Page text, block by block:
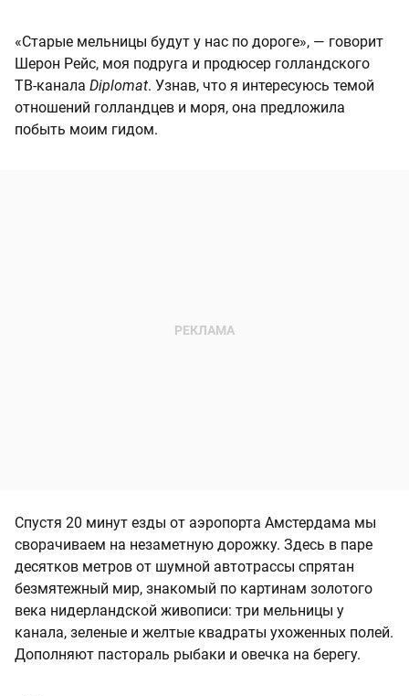
«Старые мельницы будут у нас по дороге», — говорит
Шерон Рейс, моя подруга и продюсер голландского
ТВ-канала Diplomat. Узнав, что я интересуюсь темой
отношений голландцев и моря, она предложила
побыть моим гидом.
Спустя 20 минут езды от аэропорта Амстердама мы
сворачиваем на незаметную дорожку. Здесь в паре
десятков метров от шумной автотрассы спрятан
безмятежный мир, знакомый по картинам золотого
века нидерландской живописи: три мельницы у
канала, зеленые и желтые квадраты ухоженных полей.
Дополняют пастораль рыбаки и овечка на берегу.